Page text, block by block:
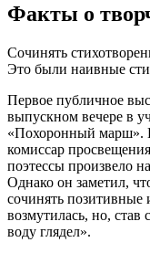
Факты о
Сочинять
Это были наивные
Первое публичное
выпускном вечере в
«Похоронный марш».
комиссар
поэтессы произвело
Однако он заметил,
сочинять позитивные
возмутилась, но, став
воду глядел».